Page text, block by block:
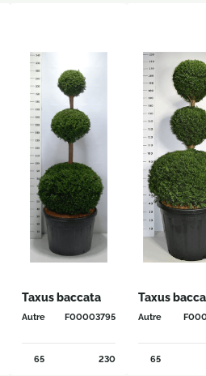
Taxus baccata
Autre F00003795
65 230
Taxus
Autre
65